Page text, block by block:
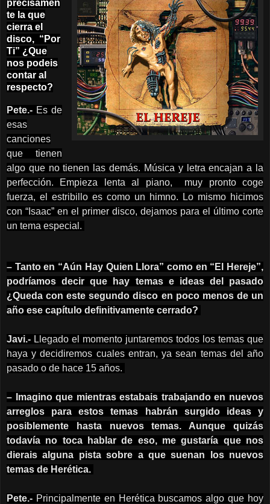
precisamen
te la que
cierra el
disco, “Por
Ti” ¿Que
nos podeis
contar al
respecto?
Pete.- Es de
esas
canciones
que tienen
algo que no tienen las demás. Música y letra encajan a la
perfección. Empieza lenta al piano, muy pronto coge
fuerza, el estribillo es como un himno. Lo mismo hicimos
con “Isaac” en el primer disco, dejamos para el último corte
un tema especial.
– Tanto en “Aún Hay Quien Llora” como en “El Hereje”,
podríamos decir que hay temas e ideas del pasado
¿Queda con este segundo disco en poco menos de un
año ese capítulo definitivamente cerrado?
Javi.- Llegado el momento juntaremos todos los temas que
haya y decidiremos cuales entran, ya sean temas del año
pasado o de hace 15 años.
– Imagino que mientras estabais trabajando en nuevos
arreglos para estos temas habrán surgido ideas y
posiblemente hasta nuevos temas. Aunque quizás
todavía no toca hablar de eso, me gustaría que nos
dierais alguna pista sobre a que suenan los nuevos
temas de Herética.
Pete.- Principalmente en Herética buscamos algo que hoy